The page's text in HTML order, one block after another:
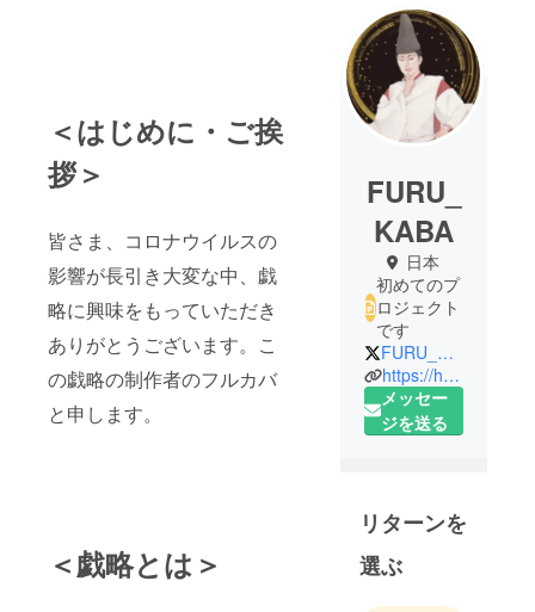
＜はじめに・ご挨
拶＞
皆さま、コロナウイルスの
影響が長引き大変な中、戯
略に興味をもっていただき
ありがとうございます。こ
の戯略の制作者のフルカバ
と申します。
＜戯略とは＞
FURU_
KABA
日本
初めてのプ
ロジェクト
です
FURU_KABA
https://huruhuruaoshi.wixsite.com/giryaku
メッセー
ジを送る
リターンを
選ぶ